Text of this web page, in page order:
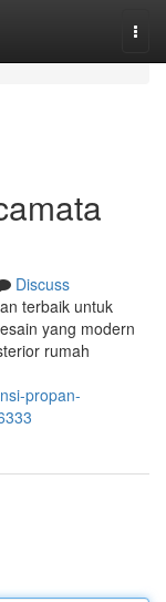
Discuss
terbaik untuk
yang modern
rumah
propan-